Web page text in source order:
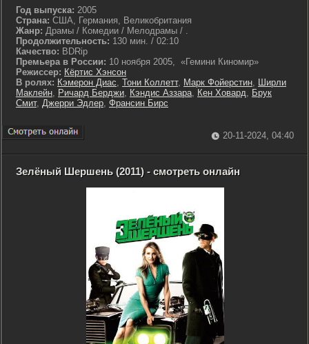
Год выпуска: 2005
Страна: США, Германия, Великобритания
Жанр: Драмы / Комедии / Мелодрамы / .
Продолжительность: 130 мин. / 02:10
Качество: BDRip
Премьера в России: 10 ноября 2005, «Гемини Киномир»
Режиссер: Кёртис Хэнсон
В ролях: Кэмерон Диас, Тони Коллетт, Марк Фойерстин, Ширли
Маклейн, Ричард Берджи, Кэндис Аззара, Кен Ховард, Брук
Смит, Джерри Эдлер, Франсин Бирс
20-11-2024, 04:40
Зелёный Шершень (2011) - смотреть онлайн